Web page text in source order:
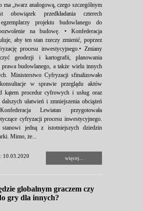
ma „twarz analogową, czego szczególnym
obowiązek przedkładania czterech
projektu budowlanego do
na budowę. • Konfederacja
aby ten stan rzeczy zmienić, poprzez
procesu inwestycyjnego.• Zmiany
geodezji i kartografii, planowania
budowlanego, a także wielu innych
Ministerstwo Cyfryzacji sfinalizowało
w sprawie przeglądu aktów
kątem procedur cyfrowych i usług oraz
ułatwień i zmniejszenia obciążeń
Lewiatan przygotowała
cyfryzacji procesu inwestycyjnego.
stanowi jedną z istotniejszych dziedzin
Mimo, że...
10.03.2020 więcej...
globalnym graczem czy
gry dla innych?